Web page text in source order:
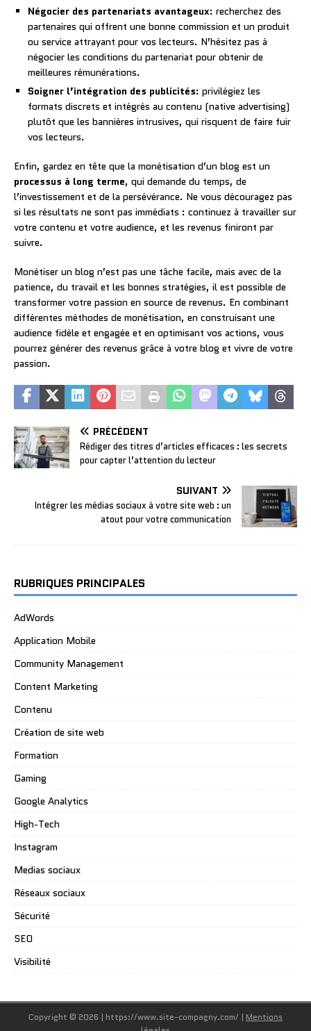
Négocier des partenariats avantageux: recherchez des
partenaires qui offrent une bonne commission et un produit
ou service attrayant pour vos lecteurs. N’hésitez pas à
négocier les conditions du partenariat pour obtenir de
meilleures rémunérations.
Soigner l’intégration des publicités: privilégiez les
formats discrets et intégrés au contenu (native advertising)
plutôt que les bannières intrusives, qui risquent de faire fuir
vos lecteurs.
Enfin, gardez en tête que la monétisation d’un blog est un
processus à long terme, qui demande du temps, de
l’investissement et de la persévérance. Ne vous découragez pas
si les résultats ne sont pas immédiats : continuez à travailler sur
votre contenu et votre audience, et les revenus finiront par
suivre.
Monétiser un blog n’est pas une tâche facile, mais avec de la
patience, du travail et les bonnes stratégies, il est possible de
transformer votre passion en source de revenus. En combinant
différentes méthodes de monétisation, en construisant une
audience fidèle et engagée et en optimisant vos actions, vous
pourrez générer des revenus grâce à votre blog et vivre de votre
passion.
PRÉCÉDENT
Rédiger des titres d’articles efficaces : les secrets
pour capter l’attention du lecteur
SUIVANT
Intégrer les médias sociaux à votre site web : un
atout pour votre communication
RUBRIQUES PRINCIPALES
AdWords
Application Mobile
Community Management
Content Marketing
Contenu
Création de site web
Formation
Gaming
Google Analytics
High-Tech
Instagram
Medias sociaux
Réseaux sociaux
Sécurité
SEO
Visibilité
Copyright © 2026 | https://www.site-compagny.com/ | Mentions